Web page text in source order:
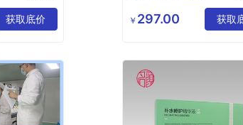
有限公司
获取底价
护肤品oem
￥ 297.00 获取